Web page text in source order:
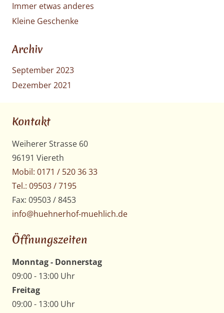
Immer etwas anderes
Kleine Geschenke
Archiv
September 2023
Dezember 2021
Kontakt
Weiherer Strasse 60
96191 Viereth
Mobil: 0171 / 520 36 33
Tel.: 09503 / 7195
Fax: 09503 / 8453
info@huehnerhof-muehlich.de
Öffnungszeiten
Monntag - Donnerstag
09:00 - 13:00 Uhr
Freitag
09:00 - 13:00 Uhr